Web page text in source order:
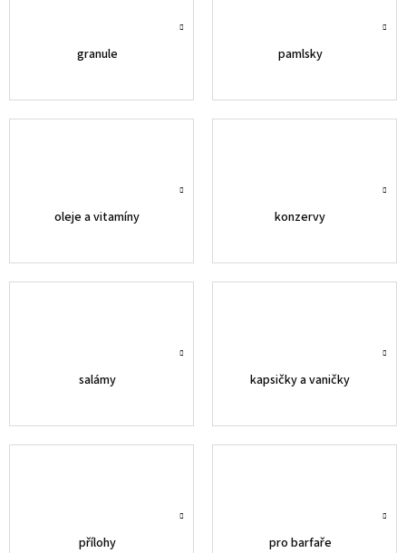
granule pamlsky
oleje a vitamíny konzervy
salámy kapsičky a vaničky
přílohy pro barfaře